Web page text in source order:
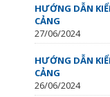
HƯỚNG DẪN
CẢNG
27/06/2024
HƯỚNG DẪN
CẢNG
26/06/2024